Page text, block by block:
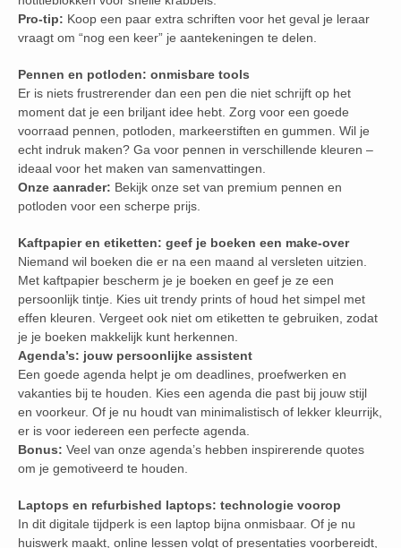
Pro-tip: Koop een paar extra schriften voor het geval je leraar
vraagt om “nog een keer” je aantekeningen te delen.
Pennen en potloden: onmisbare tools
Er is niets frustrerender dan een pen die niet schrijft op het
moment dat je een briljant idee hebt. Zorg voor een goede
voorraad pennen, potloden, markeerstiften en gummen. Wil je
echt indruk maken? Ga voor pennen in verschillende kleuren –
ideaal voor het maken van samenvattingen.
Onze aanrader: Bekijk onze set van premium pennen en
potloden voor een scherpe prijs.
Kaftpapier en etiketten: geef je boeken een make-over
Niemand wil boeken die er na een maand al versleten uitzien.
Met kaftpapier bescherm je je boeken en geef je ze een
persoonlijk tintje. Kies uit trendy prints of houd het simpel met
effen kleuren. Vergeet ook niet om etiketten te gebruiken, zodat
je je boeken makkelijk kunt herkennen.
Agenda’s: jouw persoonlijke assistent
Een goede agenda helpt je om deadlines, proefwerken en
vakanties bij te houden. Kies een agenda die past bij jouw stijl
en voorkeur. Of je nu houdt van minimalistisch of lekker kleurrijk,
er is voor iedereen een perfecte agenda.
Bonus: Veel van onze agenda’s hebben inspirerende quotes
om je gemotiveerd te houden.
Laptops en refurbished laptops: technologie voorop
In dit digitale tijdperk is een laptop bijna onmisbaar. Of je nu
huiswerk maakt, online lessen volgt of presentaties voorbereidt,